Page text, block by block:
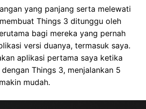
yang panjang serta melewati
Things 3 ditunggu oleh
bagi mereka yang pernah
versi duanya, termasuk saya.
aplikasi pertama saya ketika
Things 3, menjalankan 5
mudah.